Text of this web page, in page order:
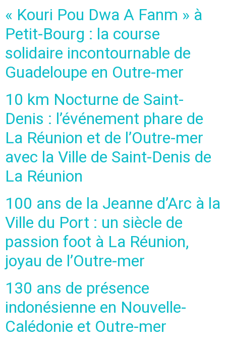
« Kouri Pou Dwa A Fanm » à
Petit-Bourg : la course
solidaire incontournable de
Guadeloupe en Outre-mer
10 km Nocturne de Saint-
Denis : l’événement phare de
La Réunion et de l’Outre-mer
avec la Ville de Saint-Denis de
La Réunion
100 ans de la Jeanne d’Arc à la
Ville du Port : un siècle de
passion foot à La Réunion,
joyau de l’Outre-mer
130 ans de présence
indonésienne en Nouvelle-
Calédonie et Outre-mer